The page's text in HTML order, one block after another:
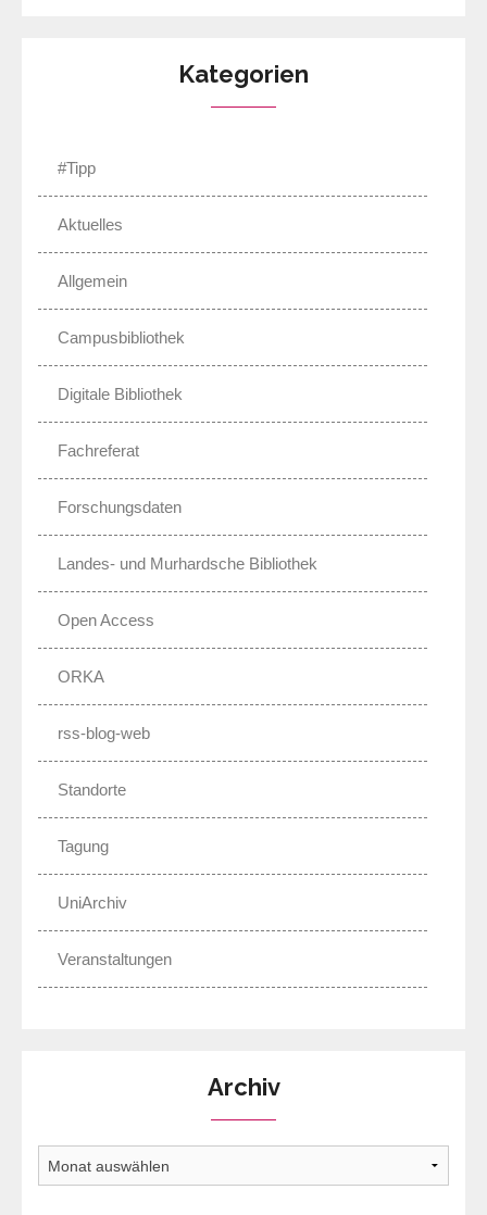
Kategorien
#Tipp
Aktuelles
Allgemein
Campusbibliothek
Digitale Bibliothek
Fachreferat
Forschungsdaten
Landes- und Murhardsche Bibliothek
Open Access
ORKA
rss-blog-web
Standorte
Tagung
UniArchiv
Veranstaltungen
Archiv
Archiv